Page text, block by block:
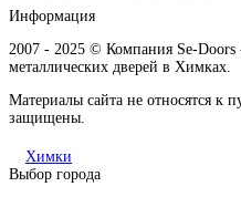
Информация
2007 - 2025 © Компания Se-Doors
металлических дверей в Химках.
Материалы сайта не относятся к
защищены.
Химки
Выбор города